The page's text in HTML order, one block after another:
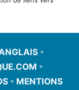
•
•
• MENTIONS